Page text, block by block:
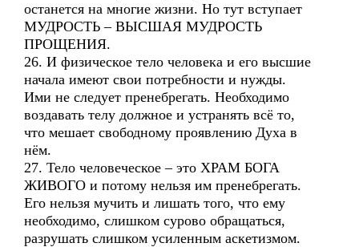
останется на многие жизни. Но тут вступает
МУДРОСТЬ – ВЫСШАЯ МУДРОСТЬ
ПРОЩЕНИЯ.
26. И физическое тело человека и его высшие
начала имеют свои потребности и нужды.
Ими не следует пренебрегать. Необходимо
воздавать телу должное и устранять всё то,
что мешает свободному проявлению Духа в
нём.
27. Тело человеческое – это ХРАМ БОГА
ЖИВОГО и потому нельзя им пренебрегать.
Его нельзя мучить и лишать того, что ему
необходимо, слишком сурово обращаться,
разрушать слишком усиленным аскетизмом.